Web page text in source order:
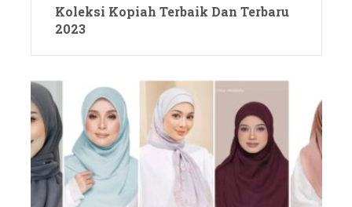
Koleksi Kopiah Terbaik Dan Terbaru
2023